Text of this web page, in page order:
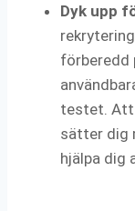
Dyk upp
förberedd
testet.
sätter dig
hjälpa dig